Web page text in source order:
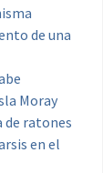
de una
Moray
de ratones
en el